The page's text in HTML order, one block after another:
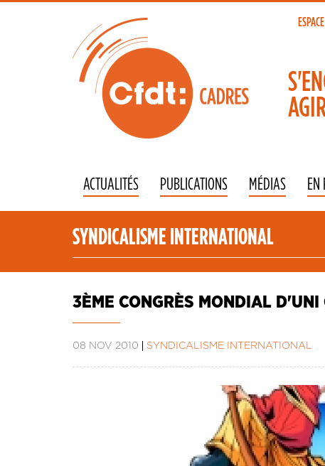
ACTUALITÉS PUBLICATIONS MÉDIAS EN
SYNDICALISME INTERNATIONAL
3ÈME CONGRÈS MONDIAL D'UNI
08 NOV 2010 SYNDICALISME INTERNATIONAL